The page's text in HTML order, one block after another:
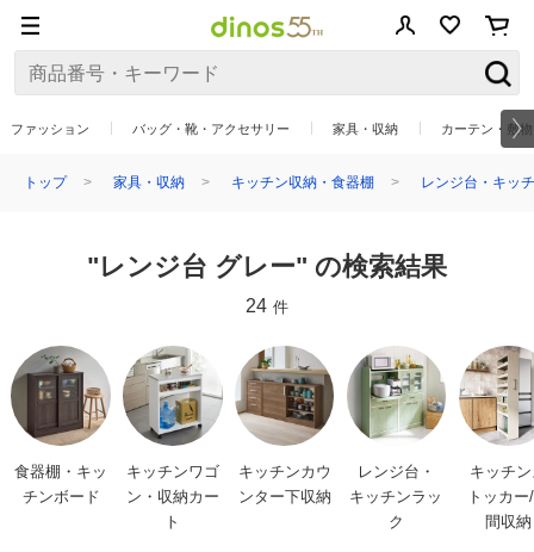
ファッション バッグ・靴・アクセサリー 家具・収納 カーテン・敷
トップ 家具・収納 キッチン収納・食器棚 レンジ台・キッ
"レンジ台 グレー" の検索結果
24 件
食器棚・キッ
チンボード
キッチンワゴ
ン・収納カー
ト
キッチンカウ
ンター下収納
レンジ台・
キッチンラッ
ク
キッチ
トッカー
間収納